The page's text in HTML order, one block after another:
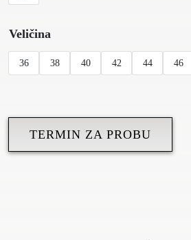
Veličina
36 38 40 42 44 46
TERMIN ZA PROBU